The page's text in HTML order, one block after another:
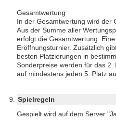
Gesamtwertung
In der Gesamtwertung wird der
Aus der Summe aller
erfolgt die Gesamtwertung.
Eröffnungsturnier. Zusätzlich
besten Platzierungen in
Sonderpreise werden für das 2.
auf mindestens jeden 5. Platz
Spielregeln
Gespielt wird auf dem Server